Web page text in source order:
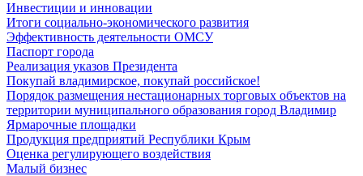
Инвестиции и инновации
Итоги социально-экономического развития
Эффективность деятельности ОМСУ
Паспорт города
Реализация указов Президента
Покупай владимирское, покупай российское!
Порядок размещения нестационарных торговых объектов на
территории муниципального образования город Владимир
Ярмарочные площадки
Продукция предприятий Республики Крым
Оценка регулирующего воздействия
Малый бизнес